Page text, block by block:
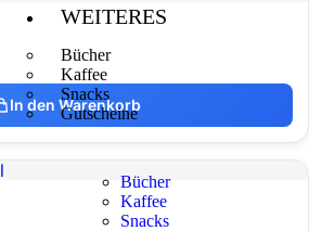
WEITERES
Bücher
Kaffee
Snacks
Gutscheine
Bücher
Kaffee
Snacks
In den Warenkorb